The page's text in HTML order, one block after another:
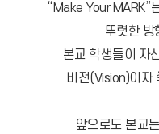
“Make Your MARK”
뚜렷한 방
본교 학생들이 자
비전(Vision)이자
앞으로도 본교